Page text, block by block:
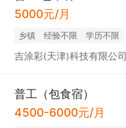
5000元/月
乡镇 经验不限 学历不限
吉涂彩(天津)科技有限公司
普工（包食宿）
4500-6000元/月